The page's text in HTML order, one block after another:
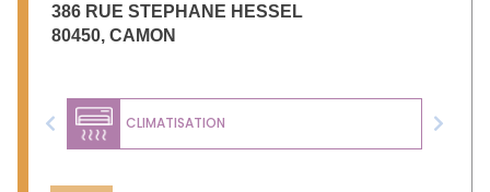
386 RUE STEPHANE HESSEL
80450, CAMON
CLIMATISATION
Previous Next